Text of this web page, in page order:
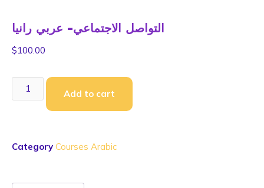
التواصل الاجتماعي- عربي رانيا
$100.00
Add to cart
Category Courses Arabic